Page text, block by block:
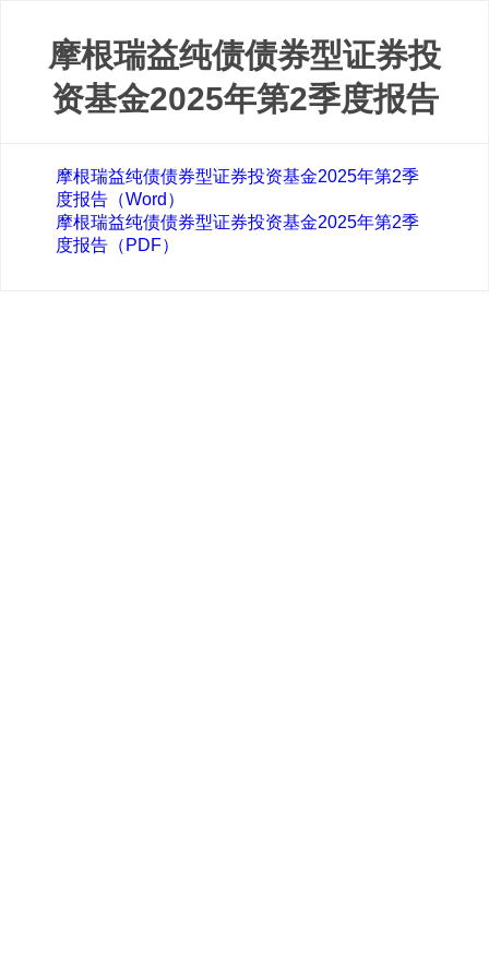
摩根瑞益纯债债券型证券投
资基金2025年第2季度报告
摩根瑞益纯债债券型证券投资基金2025年第2季
度报告（Word）
摩根瑞益纯债债券型证券投资基金2025年第2季
度报告（PDF）